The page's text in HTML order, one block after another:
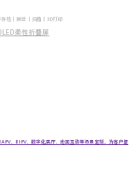
档｜测绘 ｜扫描｜3D打印
柔性折叠屏
、BIPV、数字化展厅、地面互动等场景定制，为客户提